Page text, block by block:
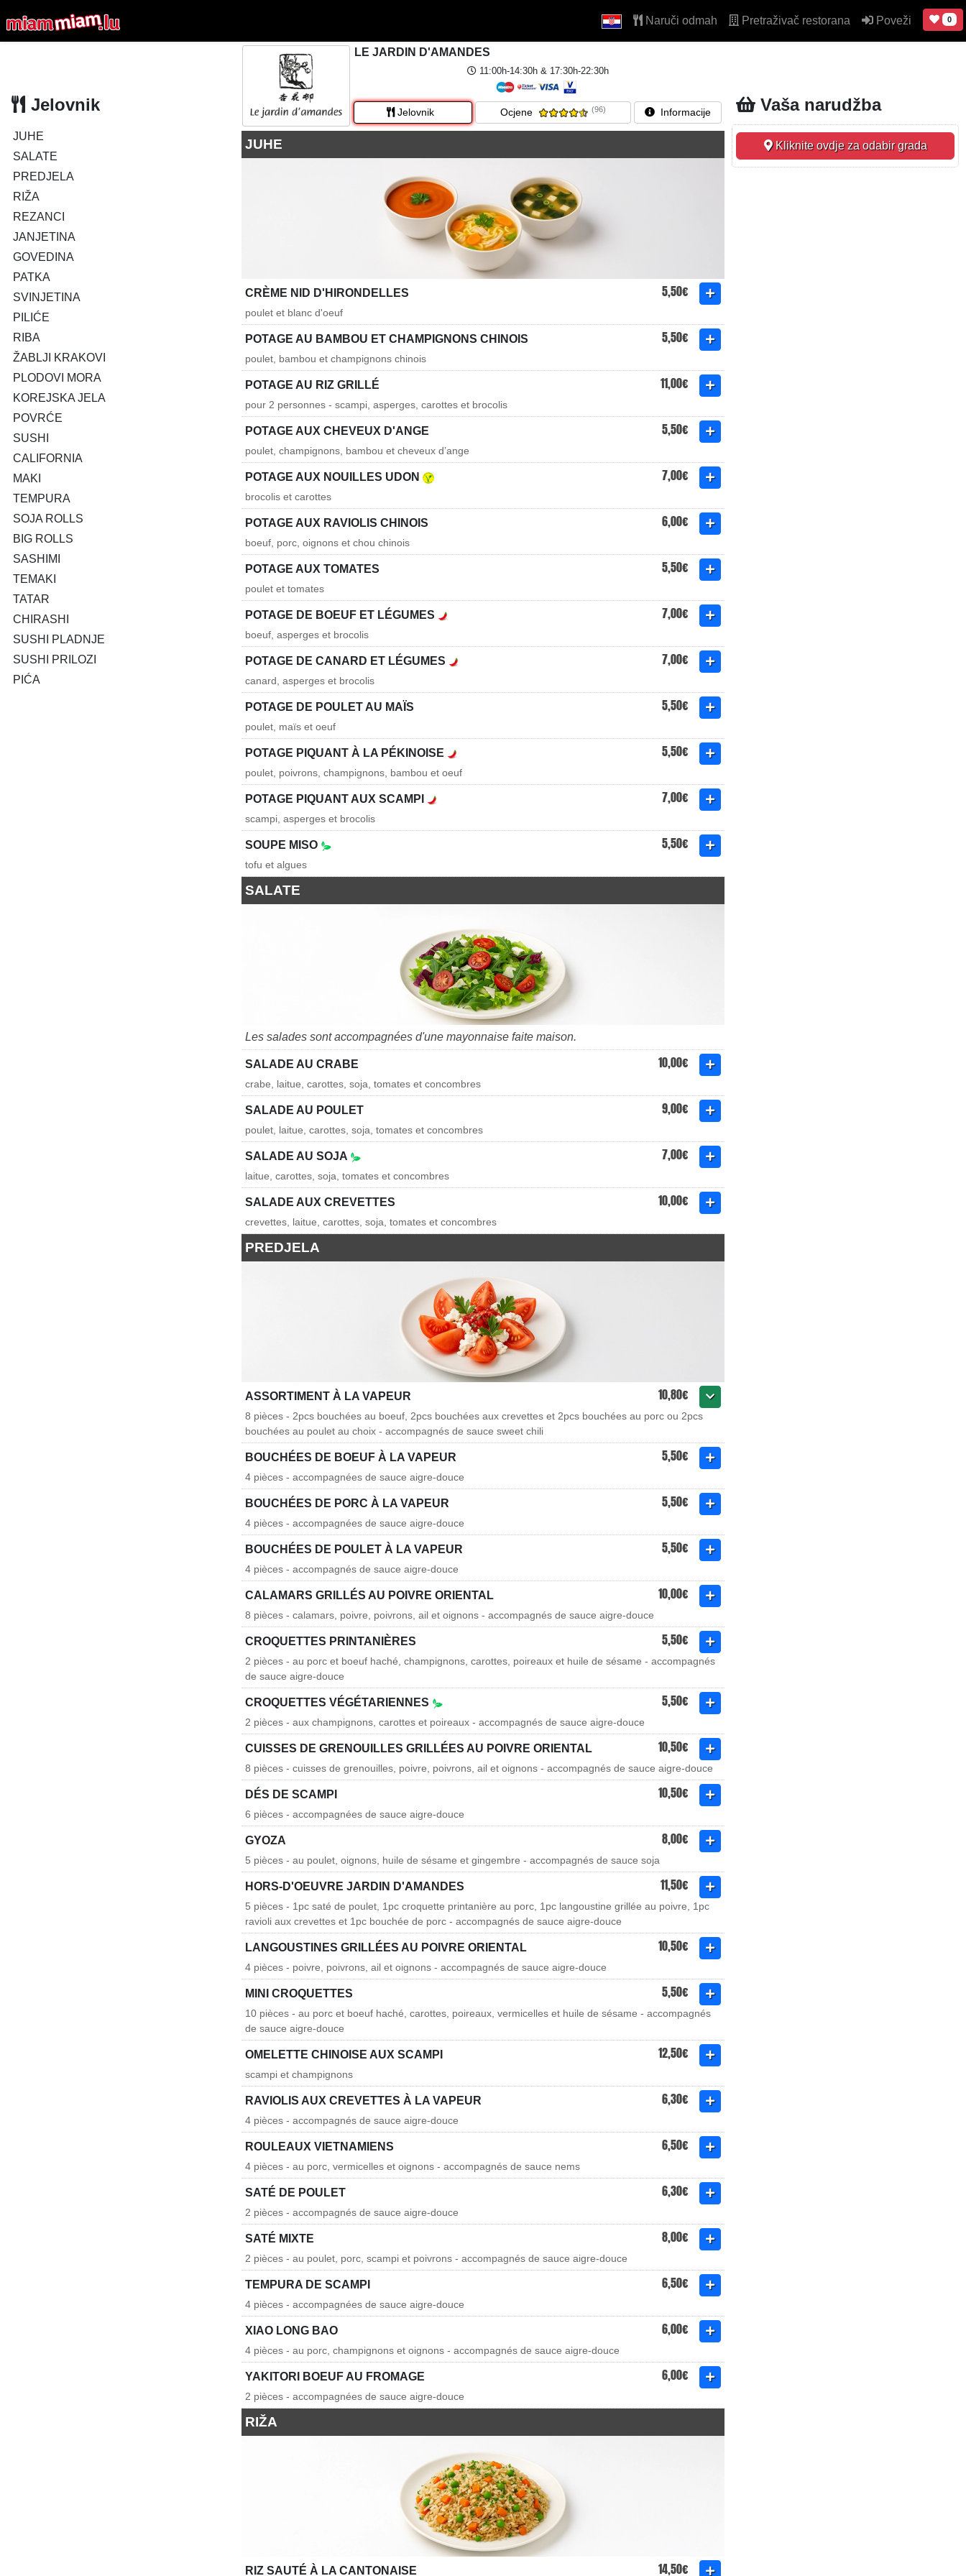
Naruči odmah Pretraživač restorana Poveži 0
Jelovnik
JUHE
SALATE
PREDJELA
RIŽA
REZANCI
JANJETINA
GOVEDINA
PATKA
SVINJETINA
PILIĆE
RIBA
ŽABLJI KRAKOVI
PLODOVI MORA
KOREJSKA JELA
POVRĆE
SUSHI
CALIFORNIA
MAKI
TEMPURA
SOJA ROLLS
BIG ROLLS
SASHIMI
TEMAKI
TATAR
CHIRASHI
SUSHI PLADNJE
SUSHI PRILOZI
PIĆA
LE JARDIN D'AMANDES
11:00h-14:30h & 17:30h-22:30h
Jelovnik Ocjene (96) Informacije
JUHE
CRÈME NID D'HIRONDELLES 5,50€
poulet et blanc d'oeuf
POTAGE AU BAMBOU ET CHAMPIGNONS CHINOIS 5,50€
poulet, bambou et champignons chinois
POTAGE AU RIZ GRILLÉ 11,00€
pour 2 personnes - scampi, asperges, carottes et brocolis
POTAGE AUX CHEVEUX D'ANGE 5,50€
poulet, champignons, bambou et cheveux d’ange
POTAGE AUX NOUILLES UDON 7,00€
brocolis et carottes
POTAGE AUX RAVIOLIS CHINOIS 6,00€
boeuf, porc, oignons et chou chinois
POTAGE AUX TOMATES 5,50€
poulet et tomates
POTAGE DE BOEUF ET LÉGUMES 7,00€
boeuf, asperges et brocolis
POTAGE DE CANARD ET LÉGUMES 7,00€
canard, asperges et brocolis
POTAGE DE POULET AU MAÏS 5,50€
poulet, maïs et oeuf
POTAGE PIQUANT À LA PÉKINOISE 5,50€
poulet, poivrons, champignons, bambou et oeuf
POTAGE PIQUANT AUX SCAMPI 7,00€
scampi, asperges et brocolis
SOUPE MISO 5,50€
tofu et algues
SALATE
Les salades sont accompagnées d'une mayonnaise faite maison.
SALADE AU CRABE 10,00€
crabe, laitue, carottes, soja, tomates et concombres
SALADE AU POULET 9,00€
poulet, laitue, carottes, soja, tomates et concombres
SALADE AU SOJA 7,00€
laitue, carottes, soja, tomates et concombres
SALADE AUX CREVETTES 10,00€
crevettes, laitue, carottes, soja, tomates et concombres
PREDJELA
ASSORTIMENT À LA VAPEUR 10,80€
8 pièces - 2pcs bouchées au boeuf, 2pcs bouchées aux crevettes et 2pcs bouchées au porc ou 2pcs
bouchées au poulet au choix - accompagnés de sauce sweet chili
BOUCHÉES DE BOEUF À LA VAPEUR 5,50€
4 pièces - accompagnées de sauce aigre-douce
BOUCHÉES DE PORC À LA VAPEUR 5,50€
4 pièces - accompagnées de sauce aigre-douce
BOUCHÉES DE POULET À LA VAPEUR 5,50€
4 pièces - accompagnés de sauce aigre-douce
CALAMARS GRILLÉS AU POIVRE ORIENTAL 10,00€
8 pièces - calamars, poivre, poivrons, ail et oignons - accompagnés de sauce aigre-douce
CROQUETTES PRINTANIÈRES 5,50€
2 pièces - au porc et boeuf haché, champignons, carottes, poireaux et huile de sésame - accompagnés
de sauce aigre-douce
CROQUETTES VÉGÉTARIENNES 5,50€
2 pièces - aux champignons, carottes et poireaux - accompagnés de sauce aigre-douce
CUISSES DE GRENOUILLES GRILLÉES AU POIVRE ORIENTAL 10,50€
8 pièces - cuisses de grenouilles, poivre, poivrons, ail et oignons - accompagnés de sauce aigre-douce
DÉS DE SCAMPI 10,50€
6 pièces - accompagnées de sauce aigre-douce
GYOZA 8,00€
5 pièces - au poulet, oignons, huile de sésame et gingembre - accompagnés de sauce soja
HORS-D'OEUVRE JARDIN D'AMANDES 11,50€
5 pièces - 1pc saté de poulet, 1pc croquette printanière au porc, 1pc langoustine grillée au poivre, 1pc
ravioli aux crevettes et 1pc bouchée de porc - accompagnés de sauce aigre-douce
LANGOUSTINES GRILLÉES AU POIVRE ORIENTAL 10,50€
4 pièces - poivre, poivrons, ail et oignons - accompagnés de sauce aigre-douce
MINI CROQUETTES 5,50€
10 pièces - au porc et boeuf haché, carottes, poireaux, vermicelles et huile de sésame - accompagnés
de sauce aigre-douce
OMELETTE CHINOISE AUX SCAMPI 12,50€
scampi et champignons
RAVIOLIS AUX CREVETTES À LA VAPEUR 6,30€
4 pièces - accompagnés de sauce aigre-douce
ROULEAUX VIETNAMIENS 6,50€
4 pièces - au porc, vermicelles et oignons - accompagnés de sauce nems
SATÉ DE POULET 6,30€
2 pièces - accompagnés de sauce aigre-douce
SATÉ MIXTE 8,00€
2 pièces - au poulet, porc, scampi et poivrons - accompagnés de sauce aigre-douce
TEMPURA DE SCAMPI 6,50€
4 pièces - accompagnées de sauce aigre-douce
XIAO LONG BAO 6,00€
4 pièces - au porc, champignons et oignons - accompagnés de sauce aigre-douce
YAKITORI BOEUF AU FROMAGE 6,00€
2 pièces - accompagnées de sauce aigre-douce
RIŽA
RIZ SAUTÉ À LA CANTONAISE 14,50€
Vaša narudžba
Kliknite ovdje za odabir grada